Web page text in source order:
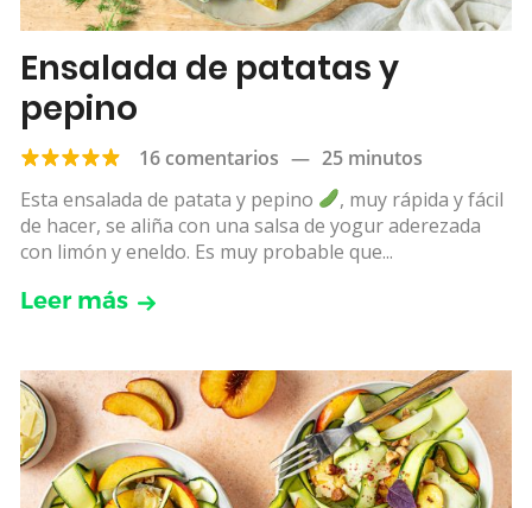
Ensalada de patatas y
pepino
16 comentarios — 25 minutos
Esta ensalada de patata y pepino
, muy rápida y fácil
de hacer, se aliña con una salsa de yogur aderezada
con limón y eneldo. Es muy probable que...
Leer más